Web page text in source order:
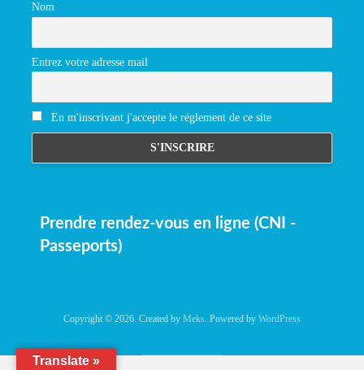
Nom
Entrez votre adresse mail
En m'inscrivant j'accepte le réglement de ce site
Prendre rendez-vous en ligne (CNI -
Passeports)
Copyright © 2026. Created by Meks . Powered by WordPress
Translate »